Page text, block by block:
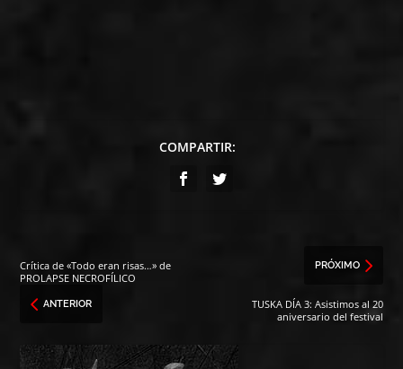
COMPARTIR:
Crítica de «Todo eran risas…» de
PROLAPSE NECROFÍLICO
ANTERIOR
PRÓXIMO
TUSKA DÍA 3: Asistimos al 20
aniversario del festival